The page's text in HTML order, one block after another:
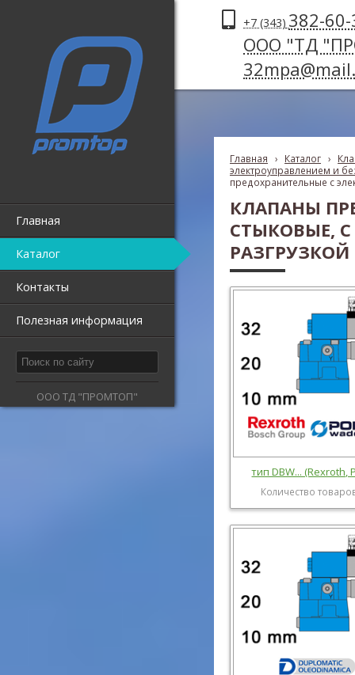
Главная
Каталог
Контакты
Полезная информация
ООО ТД "ПРОМТОП"
+7 (343) 382-
ООО "ТД
Главная › Каталог ›
электроуправлением и
предохранительные с
КЛАПАНЫ
СТЫКОВЫЕ,
тип DBW... (Rexroth,
Количество